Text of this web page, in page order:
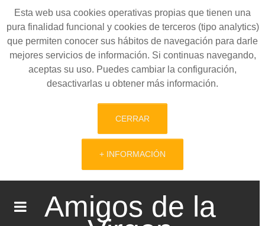
Esta web usa cookies operativas propias que tienen una
pura finalidad funcional y cookies de terceros (tipo analytics)
que permiten conocer sus hábitos de navegación para darle
mejores servicios de información. Si continuas navegando,
aceptas su uso. Puedes cambiar la configuración,
desactivarlas u obtener más información.
CERRAR
+ INFORMACIÓN
Amigos de la